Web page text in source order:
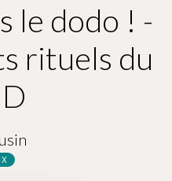
le dodo ! -
rituels du